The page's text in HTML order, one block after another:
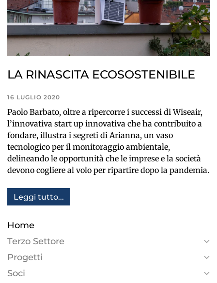
LA RINASCITA ECOSOSTENIBILE
16 LUGLIO 2020
Paolo Barbato, oltre a ripercorre i successi di Wiseair,
l’innovativa start up innovativa che ha contribuito a
fondare, illustra i segreti di Arianna, un vaso
tecnologico per il monitoraggio ambientale,
delineando le opportunità che le imprese e la società
devono cogliere al volo per ripartire dopo la pandemia.
Leggi tutto...
Home
Terzo Settore
Progetti
Soci